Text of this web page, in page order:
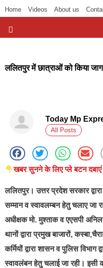
Home Videos About us
ललितपुर में छात्राओं को किया
Today Mp
All Posts
खबर सुनने के लिए प्ले बटन दबाएं
ललितपुर। उत्तर प्रदेश सरकार
सम्मान व स्वावलम्बन हेतु चलाए
अधीक्षक मो. मुश्ताक व एएसपी
थानों द्वारा प्रमुख बाजारों,
कर्मियों द्वारा शासन व पुलिस
स्वावलंबन हेतु चलाई जा रही।